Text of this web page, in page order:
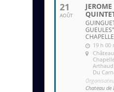
21
AOÛT
CHAPELLE
19 h 00
Du
Chateau de